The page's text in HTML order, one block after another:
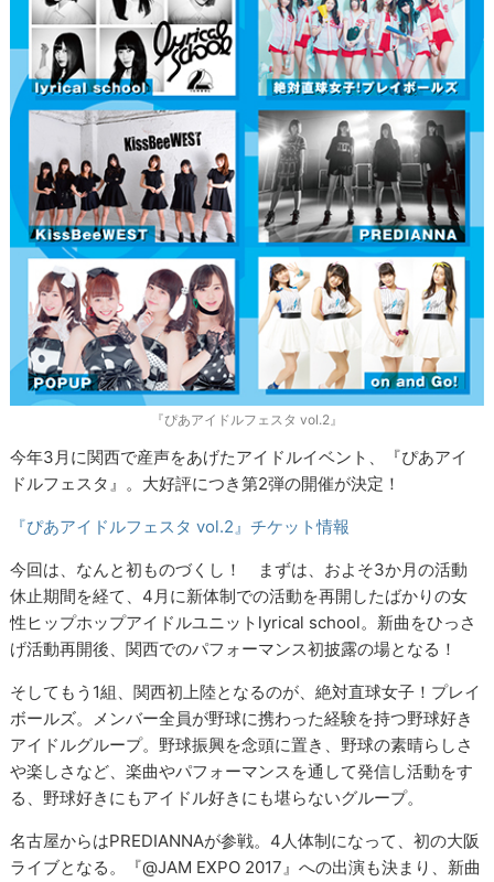
『ぴあアイドルフェスタ vol.2』
今年3月に関西で産声をあげたアイドルイベント、『ぴあアイ
ドルフェスタ』。大好評につき第2弾の開催が決定！
『ぴあアイドルフェスタ vol.2』チケット情報
今回は、なんと初ものづくし！ まずは、およそ3か月の活動
休止期間を経て、4月に新体制での活動を再開したばかりの女
性ヒップホップアイドルユニットlyrical school。新曲をひっさ
げ活動再開後、関西でのパフォーマンス初披露の場となる！
そしてもう1組、関西初上陸となるのが、絶対直球女子！プレイ
ボールズ。メンバー全員が野球に携わった経験を持つ野球好き
アイドルグループ。野球振興を念頭に置き、野球の素晴らしさ
や楽しさなど、楽曲やパフォーマンスを通して発信し活動をす
る、野球好きにもアイドル好きにも堪らないグループ。
名古屋からはPREDIANNAが参戦。4人体制になって、初の大阪
ライブとなる。『@JAM EXPO 2017』への出演も決まり、新曲